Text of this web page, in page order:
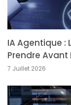
IA Agentique :
Prendre Avant
7 Juillet 2026